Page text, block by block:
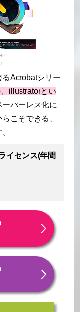
Acrobatシリー
illustratorとい
ーパーレス化に
こそできる、
イセンス(年間